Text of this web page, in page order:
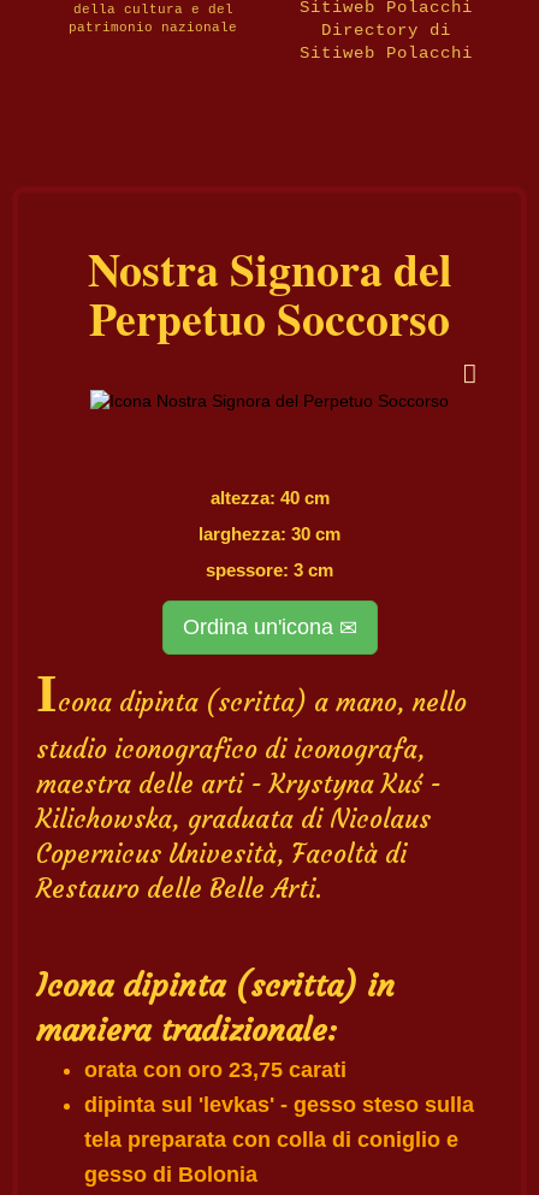
della cultura e del
patrimonio nazionale
Directory di
Sitiweb Polacchi
Nostra Signora del
Perpetuo Soccorso
altezza: 40 cm
larghezza: 30 cm
spessore: 3 cm
Ordina un'icona
Icona dipinta (scritta) a mano, nello
studio iconografico di iconografa,
maestra delle arti - Krystyna Kuś -
Kilichowska, graduata di Nicolaus
Copernicus Univesità, Facoltà di
Restauro delle Belle Arti.
Icona dipinta (scritta) in
maniera tradizionale:
orata con oro 23,75 carati
dipinta sul 'levkas' - gesso steso sulla
tela preparata con colla di coniglio e
gesso di Bolonia